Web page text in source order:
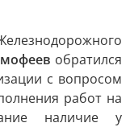
обратился
с вопросом
работ на
наличие у